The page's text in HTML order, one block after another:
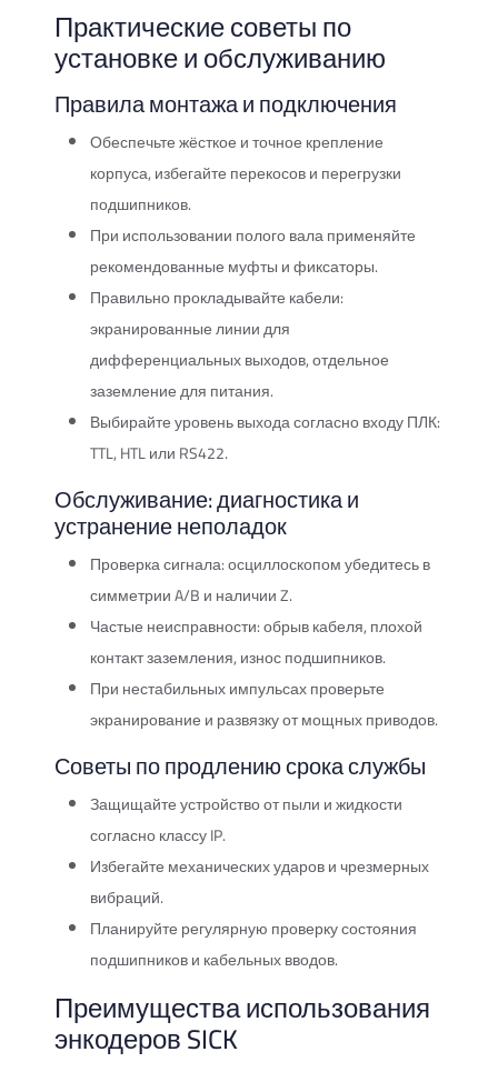
Практические советы по
установке и обслуживанию
Правила монтажа и подключения
Обеспечьте жёсткое и точное крепление
корпуса, избегайте перекосов и перегрузки
подшипников.
При использовании полого вала применяйте
рекомендованные муфты и фиксаторы.
Правильно прокладывайте кабели:
экранированные линии для
дифференциальных выходов, отдельное
заземление для питания.
Выбирайте уровень выхода согласно входу ПЛК:
TTL, HTL или RS422.
Обслуживание: диагностика и
устранение неполадок
Проверка сигнала: осциллоскопом убедитесь в
симметрии A/B и наличии Z.
Частые неисправности: обрыв кабеля, плохой
контакт заземления, износ подшипников.
При нестабильных импульсах проверьте
экранирование и развязку от мощных приводов.
Советы по продлению срока службы
Защищайте устройство от пыли и жидкости
согласно классу IP.
Избегайте механических ударов и чрезмерных
вибраций.
Планируйте регулярную проверку состояния
подшипников и кабельных вводов.
Преимущества использования
энкодеров SICK